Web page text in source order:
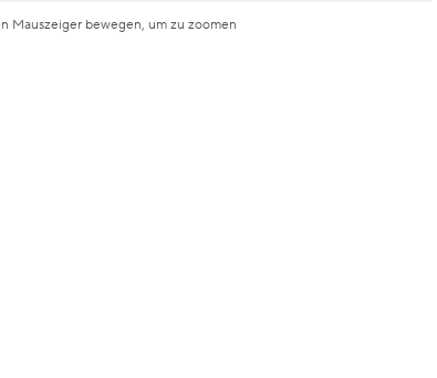
Mauszeiger bewegen, um zu zoomen